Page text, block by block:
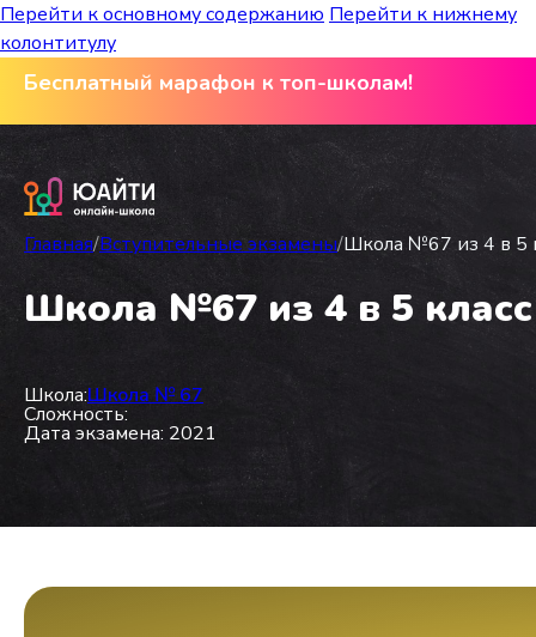
Перейти к основному содержанию Перейти к нижнему
колонтитулу
Бесплатный марафон к топ-школам!
Главная/Вступительные экзамены/Школа №67 из 4 в 5
Школа №67 из 4 в 5
Школа:Школа № 67
Сложность:
Дата экзамена: 2021